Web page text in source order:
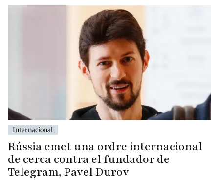
Internacional
Rússia emet una ordre internacional
de cerca contra el fundador de
Telegram, Pavel Durov